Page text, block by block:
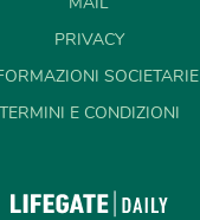
PRIVACY
SOCIETARIE
TERMINI E CONDIZIONI